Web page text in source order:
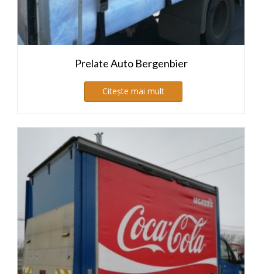
Prelate Auto Bergenbier
Citește mai mult